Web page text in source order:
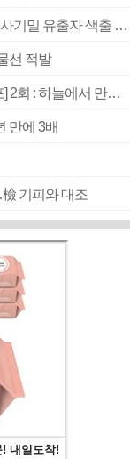
‘탄약 부족 사태’ 보도에 격노한 트럼프…군사기밀 유출자 색출 지시
선 적발
[2026 부산청소년극지체험탐험대 현장르포] 2회 : 하늘에서 만난 얼음의 나라
만에 3배
기피와 대조